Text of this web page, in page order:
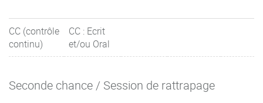
CC (contrôle
continu)
CC : Ecrit
et/ou Oral
Seconde chance / Session de rattrapage